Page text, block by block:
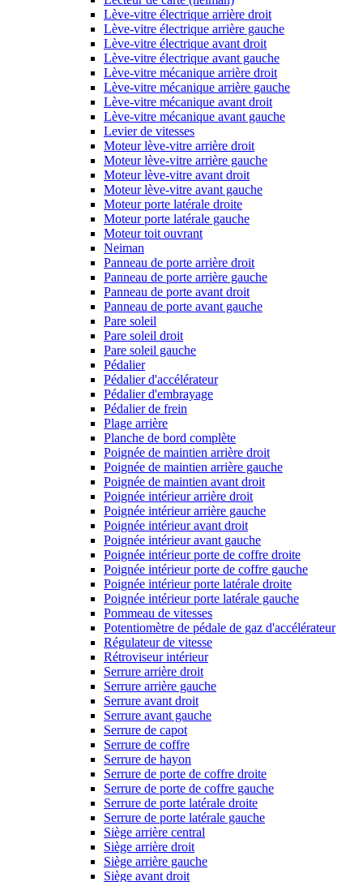
Lève-vitre électrique arrière droit
Lève-vitre électrique arrière gauche
Lève-vitre électrique avant droit
Lève-vitre électrique avant gauche
Lève-vitre mécanique arrière droit
Lève-vitre mécanique arrière gauche
Lève-vitre mécanique avant droit
Lève-vitre mécanique avant gauche
Levier de vitesses
Moteur lève-vitre arrière droit
Moteur lève-vitre arrière gauche
Moteur lève-vitre avant droit
Moteur lève-vitre avant gauche
Moteur porte latérale droite
Moteur porte latérale gauche
Moteur toit ouvrant
Neiman
Panneau de porte arrière droit
Panneau de porte arrière gauche
Panneau de porte avant droit
Panneau de porte avant gauche
Pare soleil
Pare soleil droit
Pare soleil gauche
Pédalier
Pédalier d'accélérateur
Pédalier d'embrayage
Pédalier de frein
Plage arrière
Planche de bord complète
Poignée de maintien arrière droit
Poignée de maintien arrière gauche
Poignée de maintien avant droit
Poignée intérieur arrière droit
Poignée intérieur arrière gauche
Poignée intérieur avant droit
Poignée intérieur avant gauche
Poignée intérieur porte de coffre droite
Poignée intérieur porte de coffre gauche
Poignée intérieur porte latérale droite
Poignée intérieur porte latérale gauche
Pommeau de vitesses
Potentiomètre de pédale de gaz d'accélérateur
Régulateur de vitesse
Rétroviseur intérieur
Serrure arrière droit
Serrure arrière gauche
Serrure avant droit
Serrure avant gauche
Serrure de capot
Serrure de coffre
Serrure de hayon
Serrure de porte de coffre droite
Serrure de porte de coffre gauche
Serrure de porte latérale droite
Serrure de porte latérale gauche
Siège arrière central
Siège arrière droit
Siège arrière gauche
Siège avant droit